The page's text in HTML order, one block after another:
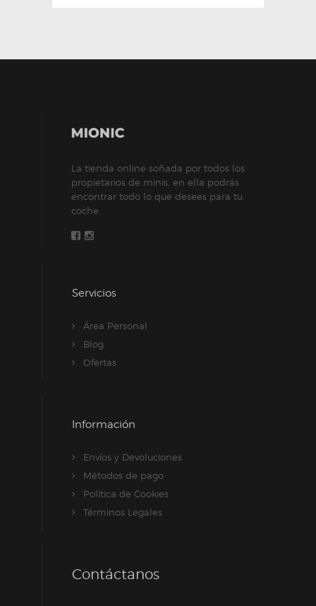
La tienda online soñada por todos los
propietarios de minis, en ella podrás
encontrar todo lo que desees para tu
coche.
Servicios
Área Personal
Blog
Ofertas
Información
Envíos y Devoluciones
Métodos de pago
Política de Cookies
Términos Legales
Contáctanos